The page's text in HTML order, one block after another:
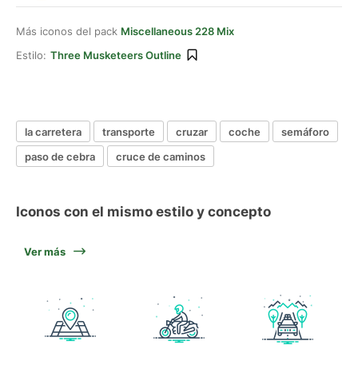
Más iconos del pack Miscellaneous 228 Mix
Estilo: Three Musketeers Outline
la carretera transporte cruzar coche
semáforo
paso de cebra
cruce de caminos
Iconos con el mismo estilo y concepto
Ver más